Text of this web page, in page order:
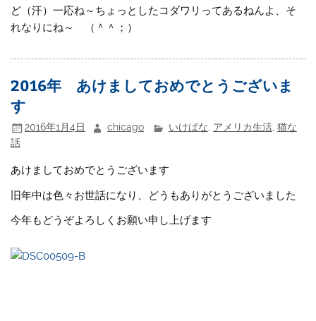
ど（汗）一応ね～ちょっとしたコダワリってあるねんよ、そ
れなりにね～ （＾＾；）
2016年 あけましておめでとうございま
す
2016年1月4日 chicago いけばな, アメリカ生活, 猫な
話
あけましておめでとうございます
旧年中は色々お世話になり、どうもありがとうございました
今年もどうぞよろしくお願い申し上げます